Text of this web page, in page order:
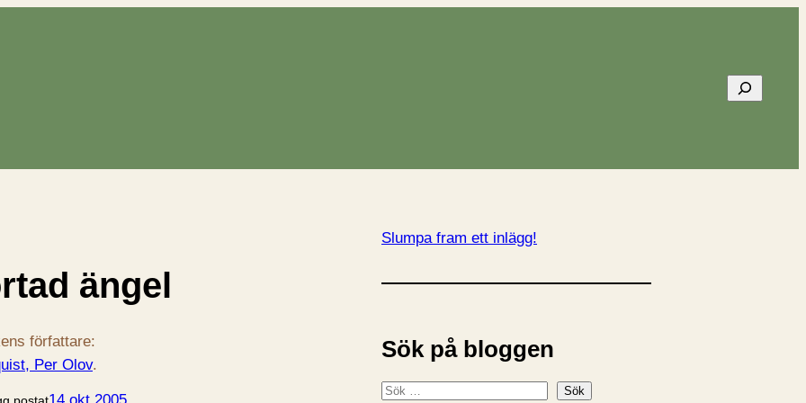
Sök
ängel
författare:
Per Olov.
postat14 okt 2005
Slumpa fram ett inlägg!
Sök på bloggen
S
Sök